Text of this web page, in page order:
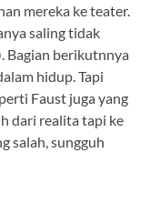
mereka ke teater.
saling tidak
Bagian berikutnnya
hidup. Tapi
Faust juga yang
dari realita tapi ke
salah, sungguh